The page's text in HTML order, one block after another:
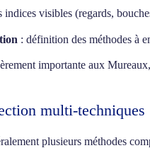
indices visibles (regards,
: définition des méthodes à
importante aux
multi-techniques
plusieurs méthodes